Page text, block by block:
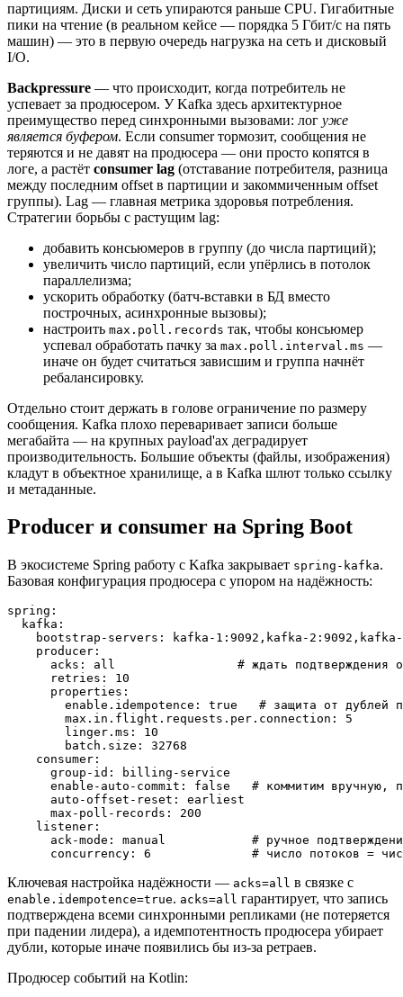
партициям. Диски и сеть упираются раньше CPU. Гигабитные
пики на чтение (в реальном кейсе — порядка 5 Гбит/с на пять
машин) — это в первую очередь нагрузка на сеть и дисковый
I/O.
Backpressure — что происходит, когда потребитель не
успевает за продюсером. У Kafka здесь архитектурное
преимущество перед синхронными вызовами: лог уже
является буфером. Если consumer тормозит, сообщения не
теряются и не давят на продюсера — они просто копятся в
логе, а растёт consumer lag (отставание потребителя, разница
между последним offset в партиции и закоммиченным offset
группы). Lag — главная метрика здоровья потребления.
Стратегии борьбы с растущим lag:
добавить консьюмеров в группу (до числа партиций);
увеличить число партиций, если упёрлись в потолок
параллелизма;
ускорить обработку (батч-вставки в БД вместо
построчных, асинхронные вызовы);
настроить max.poll.records так, чтобы консьюмер
успевал обработать пачку за max.poll.interval.ms —
иначе он будет считаться зависшим и группа начнёт
ребалансировку.
Отдельно стоит держать в голове ограничение по размеру
сообщения. Kafka плохо переваривает записи больше
мегабайта — на крупных payload'ах деградирует
производительность. Большие объекты (файлы, изображения)
кладут в объектное хранилище, а в Kafka шлют только ссылку
и метаданные.
Producer и consumer на Spring Boot
В экосистеме Spring работу с Kafka закрывает spring-kafka.
Базовая конфигурация продюсера с упором на надёжность:
spring:
  kafka:
bootstrap-servers: kafka-1:9092,kafka-
    producer:
acks: all                 # ждать подтверждения
      retries: 10
      properties:
enable.idempotence: true   # защита от дублей
        max.in.flight.requests.per.connection: 5
        linger.ms: 10
        batch.size: 32768
    consumer:
      group-id: billing-service
enable-auto-commit: false   # коммитим вручную,
      auto-offset-reset: earliest
      max-poll-records: 200
    listener:
ack-mode: manual            # ручное
Ключевая настройка надёжности — acks=all в связке с
enable.idempotence=true. acks=all гарантирует, что запись
подтверждена всеми синхронными репликами (не потеряется
при падении лидера), а идемпотентность продюсера убирает
дубли, которые иначе появились бы из-за ретраев.
Продюсер событий на Kotlin: